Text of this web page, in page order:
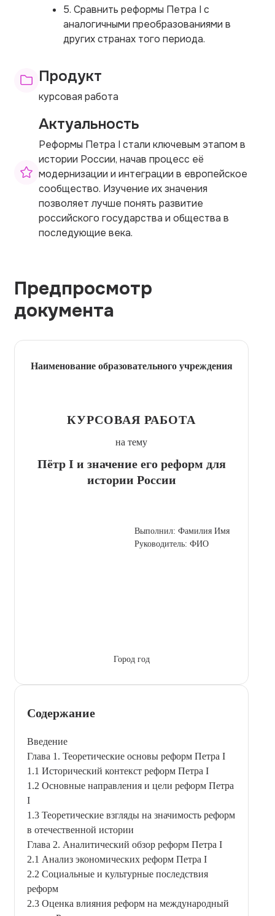
5. Сравнить реформы Петра I с
аналогичными преобразованиями в
других странах того периода.
Продукт
курсовая работа
Актуальность
Реформы Петра I стали ключевым этапом в
истории России, начав процесс её
модернизации и интеграции в европейское
сообщество. Изучение их значения
позволяет лучше понять развитие
российского государства и общества в
последующие века.
Предпросмотр
документа
Наименование образовательного учреждения
КУРСОВАЯ РАБОТА
на тему
Пётр I и значение его реформ для
истории России
Выполнил: Фамилия Имя
Руководитель: ФИО
Город год
Содержание
Введение
Глава 1. Теоретические основы реформ Петра I
1.1 Исторический контекст реформ Петра I
1.2 Основные направления и цели реформ Петра
I
1.3 Теоретические взгляды на значимость реформ
в отечественной истории
Глава 2. Аналитический обзор реформ Петра I
2.1 Анализ экономических реформ Петра I
2.2 Социальные и культурные последствия
реформ
2.3 Оценка влияния реформ на международный